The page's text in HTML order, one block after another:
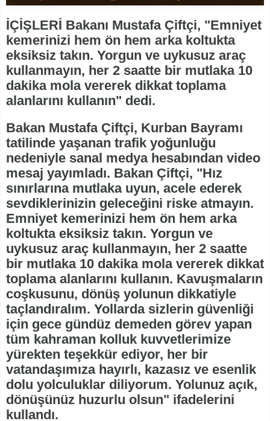
İÇİŞLERİ Bakanı Mustafa Çiftçi, "Emniyet
kemerinizi hem ön hem arka koltukta
eksiksiz takın. Yorgun ve uykusuz araç
kullanmayın, her 2 saatte bir mutlaka 10
dakika mola vererek dikkat toplama
alanlarını kullanın" dedi.
Bakan Mustafa Çiftçi, Kurban Bayramı
tatilinde yaşanan trafik yoğunluğu
nedeniyle sanal medya hesabından video
mesaj yayımladı. Bakan Çiftçi, "Hız
sınırlarına mutlaka uyun, acele ederek
sevdiklerinizin geleceğini riske atmayın.
Emniyet kemerinizi hem ön hem arka
koltukta eksiksiz takın. Yorgun ve
uykusuz araç kullanmayın, her 2 saatte
bir mutlaka 10 dakika mola vererek dikkat
toplama alanlarını kullanın. Kavuşmaların
coşkusunu, dönüş yolunun dikkatiyle
taçlandıralım. Yollarda sizlerin güvenliği
için gece gündüz demeden görev yapan
tüm kahraman kolluk kuvvetlerimize
yürekten teşekkür ediyor, her bir
vatandaşımıza hayırlı, kazasız ve esenlik
dolu yolculuklar diliyorum. Yolunuz açık,
dönüşünüz huzurlu olsun" ifadelerini
kullandı.